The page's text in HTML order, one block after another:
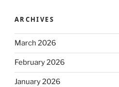
ARCHIVES
March 2026
February 2026
January 2026